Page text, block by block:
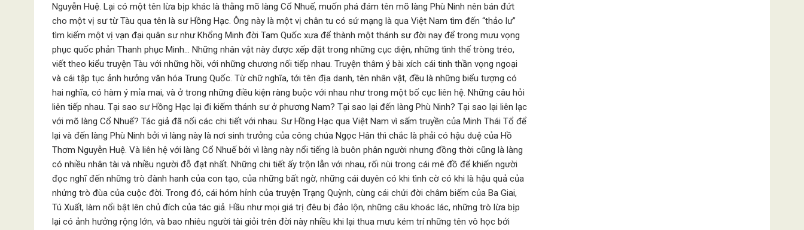
Nguyễn Huệ. Lại có một tên lừa bịp khác là thằng mõ làng Cổ Nhuế, muốn phá đám tên mõ làng Phù Ninh nên bán đứt
cho một vị sư từ Tàu qua tên là sư Hồng Hạc. Ông này là một vị chân tu có sứ mạng là qua Việt Nam tìm đến “thảo lư”
tìm kiếm một vị vạn đại quân sư như Khổng Minh đời Tam Quốc xưa để thành một thánh sư đời nay để trong mưu vọng
phục quốc phản Thanh phục Minh… Những nhân vật này được xếp đặt trong những cục diện, những tình thế tròng tréo,
viết theo kiểu truyện Tàu với những hồi, với những chương nối tiếp nhau. Truyện thâm ý bài xích cái tinh thần vọng ngoại
và cái tập tục ảnh hưởng văn hóa Trung Quốc. Từ chữ nghĩa, tới tên địa danh, tên nhân vật, đều là những biểu tượng có
hai nghĩa, có hàm ý mỉa mai, và ở trong những điều kiện ràng buộc với nhau như trong một bố cục liên hệ. Những câu hỏi
liên tiếp nhau. Tại sao sư Hồng Hạc lại đi kiếm thánh sư ở phương Nam? Tại sao lại đến làng Phù Ninh? Tại sao lại liên lạc
với mõ làng Cổ Nhuế? Tác giả đã nối các chi tiết với nhau. Sư Hồng Hạc qua Việt Nam vì sấm truyền của Minh Thái Tổ để
lại và đến làng Phù Ninh bởi vì làng này là nơi sinh trưởng của công chúa Ngọc Hân thì chắc là phải có hậu duệ của Hồ
Thơm Nguyễn Huệ. Và liên hệ với làng Cổ Nhuế bởi vì làng này nổi tiếng là buôn phân người nhưng đồng thời cũng là làng
có nhiều nhân tài và nhiều người đỗ đạt nhất. Những chi tiết ấy trộn lẫn với nhau, rối nùi trong cái mê đồ để khiến người
đọc nghĩ đến những trò đành hanh của con tạo, của những bất ngờ, những cái duyên có khi tình cờ có khi là hậu quả của
nhửng trò đùa của cuộc đời. Trong đó, cái hóm hỉnh của truyện Trạng Quỳnh, cùng cái chửi đời châm biếm của Ba Giai,
Tú Xuất, làm nổi bật lên chủ đích của tác giả. Hầu như mọi giá trị đêu bị đảo lộn, những câu khoác lác, những trò lừa bịp
lại có ảnh hưởng rộng lớn, và bao nhiêu người tài giỏi trên đời này nhiều khi lại thua mưu kém trí những tên vô học bới